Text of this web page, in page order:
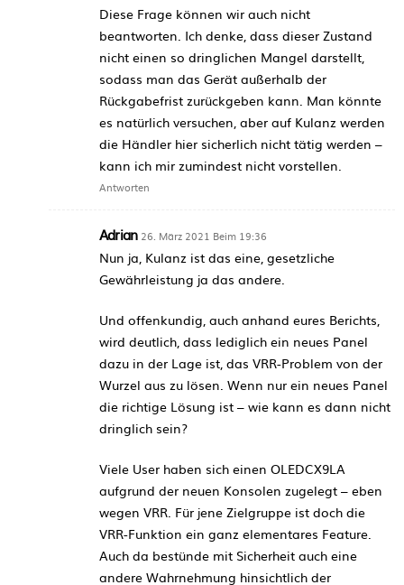
Diese Frage können wir auch nicht
beantworten. Ich denke, dass dieser Zustand
nicht einen so dringlichen Mangel darstellt,
sodass man das Gerät außerhalb der
Rückgabefrist zurückgeben kann. Man könnte
es natürlich versuchen, aber auf Kulanz werden
die Händler hier sicherlich nicht tätig werden –
kann ich mir zumindest nicht vorstellen.
Antworten
Adrian 26. März 2021 Beim 19:36
Nun ja, Kulanz ist das eine, gesetzliche
Gewährleistung ja das andere.
Und offenkundig, auch anhand eures Berichts,
wird deutlich, dass lediglich ein neues Panel
dazu in der Lage ist, das VRR-Problem von der
Wurzel aus zu lösen. Wenn nur ein neues Panel
die richtige Lösung ist – wie kann es dann nicht
dringlich sein?
Viele User haben sich einen OLEDCX9LA
aufgrund der neuen Konsolen zugelegt – eben
wegen VRR. Für jene Zielgruppe ist doch die
VRR-Funktion ein ganz elementares Feature.
Auch da bestünde mit Sicherheit auch eine
andere Wahrnehmung hinsichtlich der